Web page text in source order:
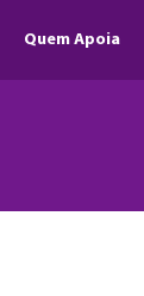
Quem Apoia